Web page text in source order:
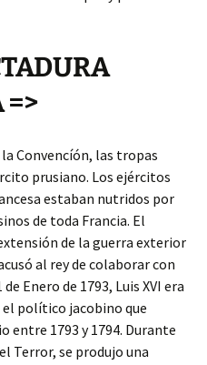
=>
Convencíón, las tropas
prusiano. Los ejércitos
estaban nutridos por
de toda Francia. El
de la guerra exterior
al rey de colaborar con
Enero de 1793, Luis XVI era
político jacobino que
entre 1793 y 1794. Durante
Terror, se produjo una